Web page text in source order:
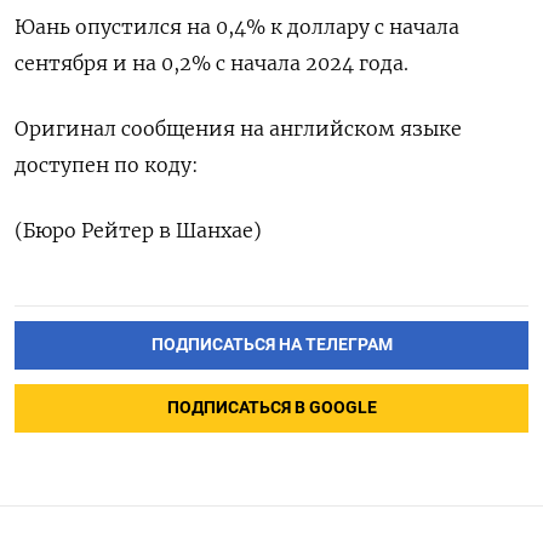
Юань опустился на 0,4% к доллару с начала
сентября и на 0,2% с начала 2024 года.
Оригинал сообщения на английском языке
доступен по коду:
(Бюро Рейтер в Шанхае)
ПОДПИСАТЬСЯ НА ТЕЛЕГРАМ
ПОДПИСАТЬСЯ В GOOGLE